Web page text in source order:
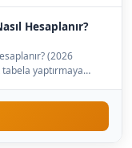
Hesaplanır?
(2026